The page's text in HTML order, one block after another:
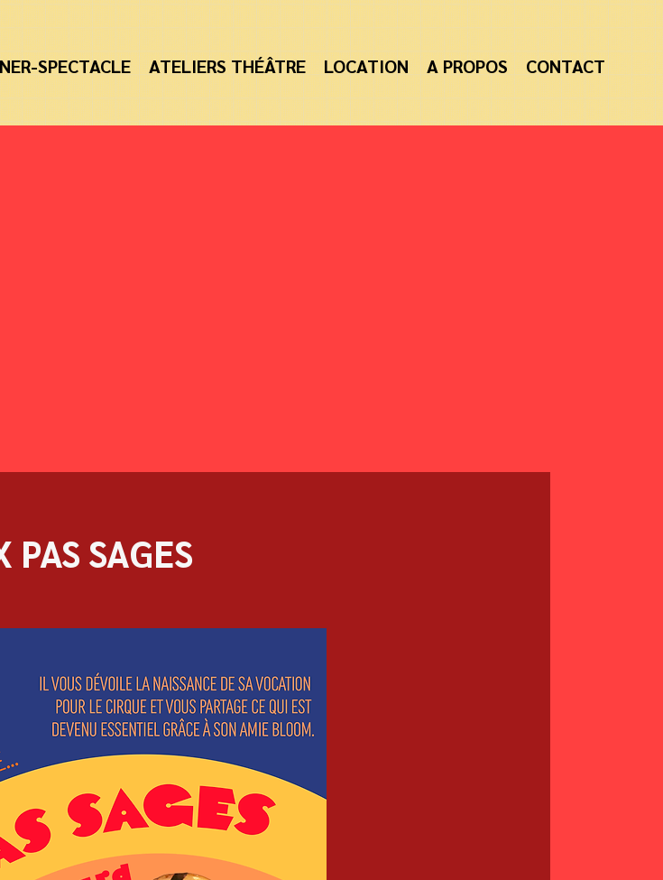
SPECTACLE ATELIERS THÉÂTRE LOCATION A PROPOS CONTACT
PAS SAGES